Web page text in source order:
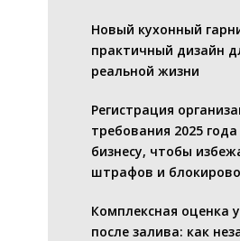
Новый кухонный
практичный дизайн
реальной жизни
Регистрация
требования 2025
бизнесу, чтобы
штрафов и
Комплексная оценка
после залива: как